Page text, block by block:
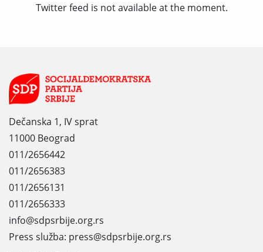
Twitter feed is not available at the moment.
Dečanska 1, IV sprat
11000 Beograd
011/2656442
011/2656383
011/2656131
011/2656333
info@sdpsrbije.org.rs
Press služba: press@sdpsrbije.org.rs